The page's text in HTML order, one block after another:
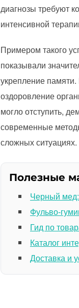
диагнозы требуют
интенсивной
Примером такого
показывали
укрепление
оздоровление
могло отступить,
современные
сложных ситуациях.
Полезные
Черный
Фульво-
Гид по
Каталог
Доставка и